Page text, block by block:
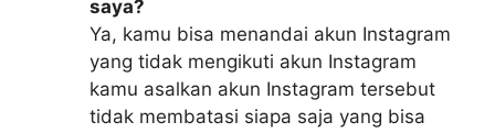
saya?
Ya, kamu bisa menandai akun Instagram
yang tidak mengikuti akun Instagram
kamu asalkan akun Instagram tersebut
tidak membatasi siapa saja yang bisa